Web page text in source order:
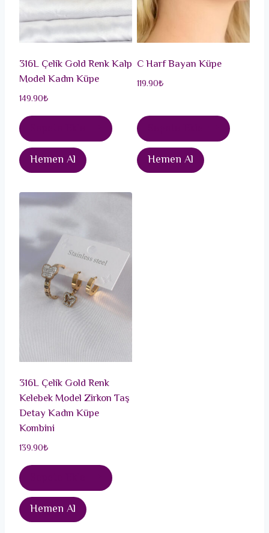
316L Çelik Gold Renk Kalp
Model Kadın Küpe
149.90₺
Hemen Al
C Harf Bayan Küpe
119.90₺
Hemen Al
316L Çelik Gold Renk
Kelebek Model Zirkon Taş
Detay Kadın Küpe
Kombini
139.90₺
Hemen Al